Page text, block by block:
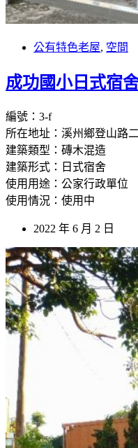
公有特色老屋, 空間
成功國小日式宿
編號：3-f
所在地址：溪州鄉登山路
建築類型：磚木混造
建築形式：日式宿舍
使用用途：公家行政單位
使用情況：使用中
2022 年 6 月 2 日